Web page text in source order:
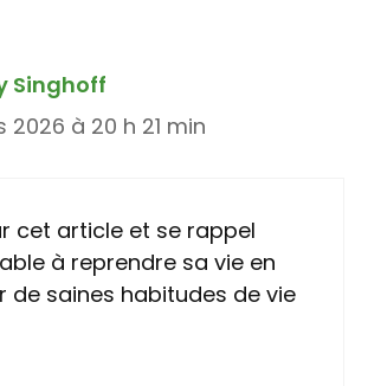
Singhoff
2026 à 20 h 21 min
cet article et se rappel
à reprendre sa vie en
de saines habitudes de vie